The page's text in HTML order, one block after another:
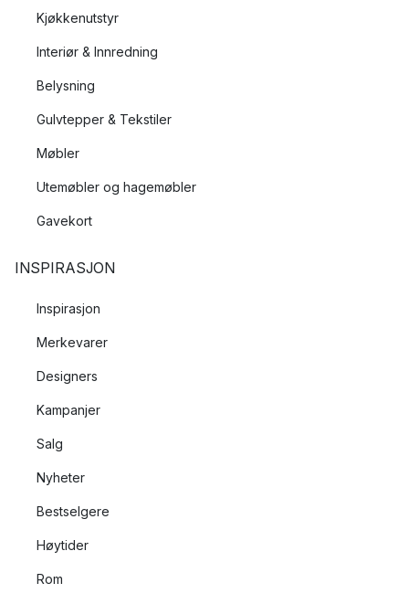
Kjøkkenutstyr
Interiør & Innredning
Belysning
Gulvtepper & Tekstiler
Møbler
Utemøbler og hagemøbler
Gavekort
INSPIRASJON
Inspirasjon
Merkevarer
Designers
Kampanjer
Salg
Nyheter
Bestselgere
Høytider
Rom